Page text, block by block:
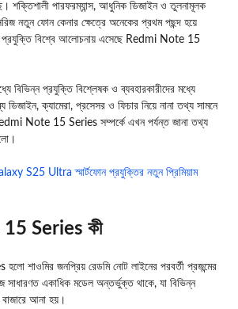
শক্তিশালী পারফরম্যান্স, আধুনিক ডিজাইন ও তুলনামূলক
নতুন ফোন কেনার ক্ষেত্রে অনেকের প্রথম পছন্দ হয়ে
প্রযুক্তি বিশ্বে আলোচনায় এসেছে Redmi Note 15
বিভিন্ন প্রযুক্তি বিশ্লেষক ও ব্যবহারকারীদের মধ্যে
ক্যামেরা, প্রসেসর ও ফিচার নিয়ে নানা তথ্য সামনে
Note 15 Series সম্পর্কে এখন পর্যন্ত জানা তথ্য
S25 Ultra স্মার্টফোন প্রযুক্তির নতুন প্রিমিয়াম
Series কী
শাওমির জনপ্রিয় রেডমি নোট লাইনের পরবর্তী প্রজন্মের
সাধারণত একাধিক মডেল অন্তর্ভুক্ত থাকে, যা বিভিন্ন
বাজারে আনা হয়।